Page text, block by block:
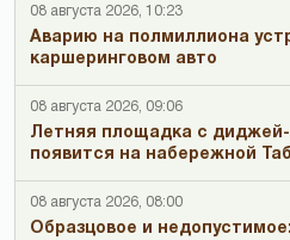
08 августа 2026, 10:23
Аварию на полмиллиона
каршеринговом авто
08 августа 2026, 09:06
Летняя площадка с
появится на набережной
08 августа 2026, 08:00
Образцовое и